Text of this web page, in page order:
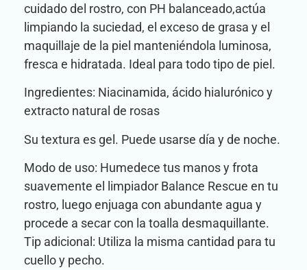
cuidado del rostro, con PH balanceado,actúa
limpiando la suciedad, el exceso de grasa y el
maquillaje de la piel manteniéndola luminosa,
fresca e hidratada. Ideal para todo tipo de piel.
Ingredientes: Niacinamida, ácido hialurónico y
extracto natural de rosas
Su textura es gel. Puede usarse día y de noche.
Modo de uso: Humedece tus manos y frota
suavemente el limpiador Balance Rescue en tu
rostro, luego enjuaga con abundante agua y
procede a secar con la toalla desmaquillante.
Tip adicional: Utiliza la misma cantidad para tu
cuello y pecho.